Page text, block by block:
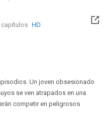
capítulos HD
Un joven obsesionado
se ven atrapados en una
competir en peligrosos